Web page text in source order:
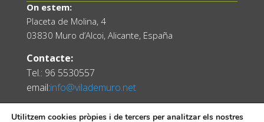
On estem:
Placeta de Molina, 4
03830 Muro d’Alcoi, Alicante, España
Contacte:
Tel.: 96 5530557
email:info@vilademuro.net
Utilitzem cookies pròpies i de tercers per analitzar els nostres